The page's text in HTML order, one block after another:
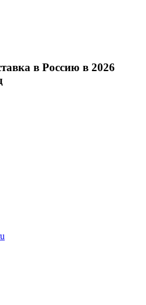
в Россию в 2026